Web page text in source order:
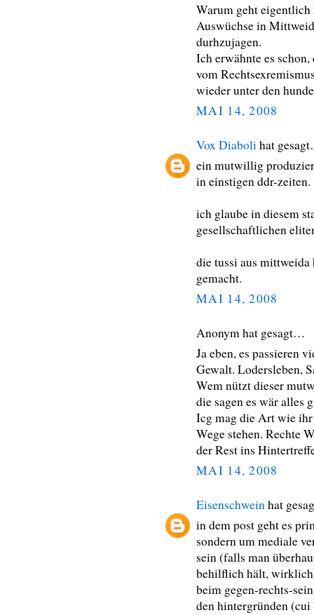
Warum geht eigentlich
Auswüchse in
durhzujagen.
Ich erwähnte es
vom
wieder unter den
MAI 14, 2008
Vox Diabolihat
ein mutwillig
in einstigen ddr-zeiten.
ich glaube in diesem
gesellschaftlichen
die tussi aus mittweida
gemacht.
MAI 14, 2008
Anonym hat gesagt…
Ja eben, es passieren
Gewalt. Lodersleben,
Wem nützt dieser
die sagen es wär alles
Icg mag die Art wie
Wege stehen. Rechte
der Rest ins
MAI 14, 2008
Eisenschweinhat
in dem post geht es
sondern um mediale
sein (falls man
behilflich hält,
beim gegen-rechts-
den hintergründen (cui